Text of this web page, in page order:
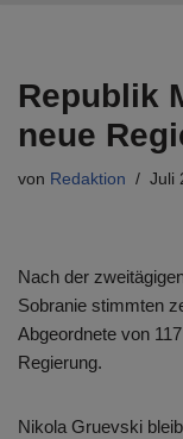
Republik
neue
von Redaktion Juli
Nach der
Sobranie stimmten
Abgeordnete von
Regierung.
Nikola Gruevski